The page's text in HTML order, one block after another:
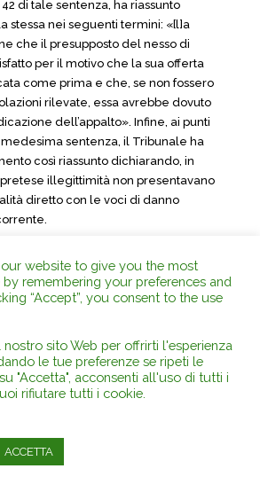
di tale sentenza, ha riassunto
stessa nei seguenti termini: «[l]a
che il presupposto del nesso di
per il motivo che la sua offerta
come prima e che, se non fossero
rilevate, essa avrebbe dovuto
dell’appalto». Infine, ai punti
sentenza, il Tribunale ha
così riassunto dichiarando, in
illegittimità non presentavano
diretto con le voci di danno
la prima parte del primo
un preteso travisamento degli
da parte del
in primo luogo, che, al punto 102
al nesso di causalità tra le
commesse nell’ambito
gara d’appalto, da un lato, e la
che essa avrebbe subito,
della decisione del comitato di
website to give you the most
by remembering your preferences and
“Accept”, you consent to the use
sito Web per offrirti l'esperienza
le tue preferenze se ripeti le
"Accetta", acconsenti all'uso di tutti i
rifiutare tutti i cookie.
ACCETTA